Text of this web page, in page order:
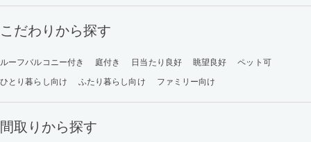
こだわりから探す
ルーフバルコニー付き 庭付き 日当たり良好 眺望良好
ペット可
ひとり暮らし向け
ふたり暮らし向け ファミリー向け
間取りから探す